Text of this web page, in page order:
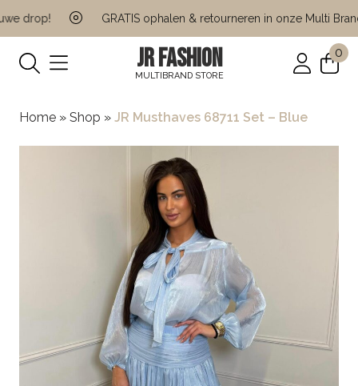
drop! GRATIS ophalen & retourneren in onze Multi Brand
JR FASHION
MULTIBRAND STORE
0
Home » Shop » JR Musthaves 68711 Set – Blue